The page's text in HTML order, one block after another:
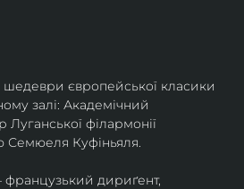
європейської класики
залі: Академічний
філармонії
Семюеля Куфіньяля.
дириґент,